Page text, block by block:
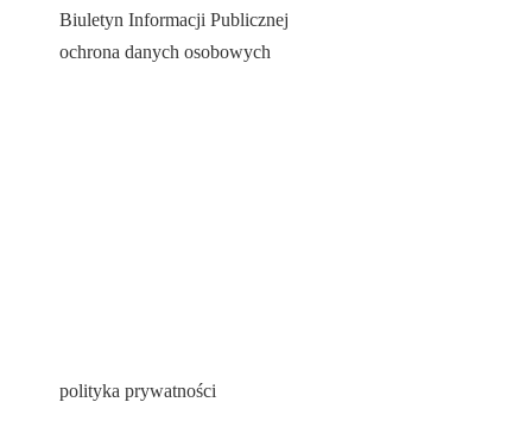
Biuletyn Informacji Publicznej
ochrona danych osobowych
polityka prywatności